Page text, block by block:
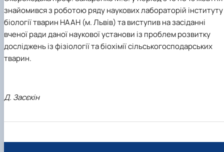
знайомився з роботою ряду наукових лабораторій інституту
біології тварин НААН (м. Львів) та виступив на засіданні
вченої ради даної наукової установи із проблем розвитку
досліджень із фізіології та біохімії сільськогосподарських
тварин.
Д. Засєкін